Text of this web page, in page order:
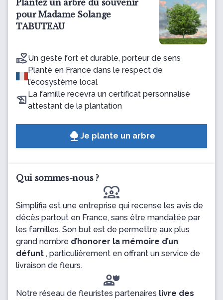
Plantez un arbre du souvenir
pour Madame Solange
TABUTEAU
Un geste fort et durable, porteur de sens
Planté en France dans le respect de
l’écosystème local
La famille recevra un certificat personnalisé
attestant de la plantation
Je plante un arbre
Qui sommes-nous ?
diversity_1
Simplifia est une entreprise qui recense les avis de
décès partout en France, sans être mandatée par
les familles. Son but est de permettre aux plus
grand nombre d’honorer la mémoire d’un
défunt , particulièrement en offrant un service de
livraison de fleurs.
Notre réseau de fleuristes partenaires livre des